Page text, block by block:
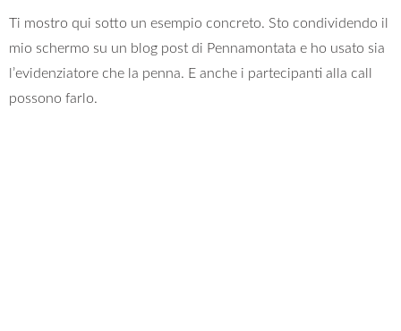
Ti mostro qui sotto un esempio concreto. Sto condividendo il
mio schermo su un blog post di Pennamontata e ho usato sia
l’evidenziatore che la penna. E anche i partecipanti alla call
possono farlo.